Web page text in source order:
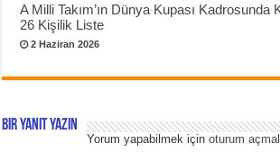
A Milli Takım’ın Dünya Kupası Kadrosunda
26 Kişilik Liste
2 Haziran 2026
Bir yanıt yazın
Yorum yapabilmek içinoturum